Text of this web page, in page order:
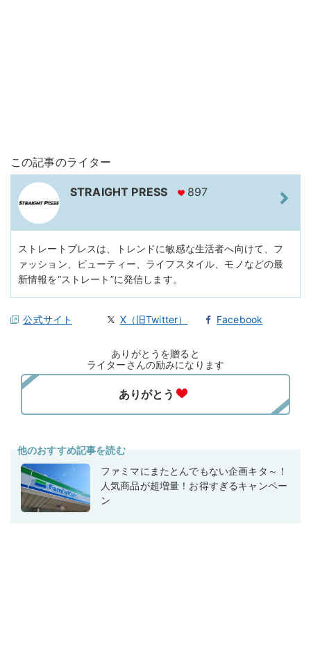
この記事のライター
STRAIGHT PRESS 897
ストレートプレスは、トレンドに敏感な生活者へ向けて、フ
ァッション、ビューティー、ライフスタイル、モノなどの最
新情報を“ストレート”に発信します。
公式サイト X（旧Twitter） Facebook
ありがとうを贈ると
ライターさんの励みになります
他のおすすめ記事を読む
ファミマにまたとんでもない企画キタ～！
人気商品が超増量！お得すぎるキャンペー
ン